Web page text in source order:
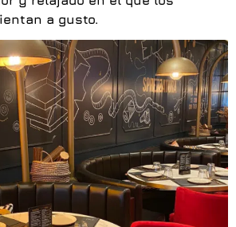
a gusto.